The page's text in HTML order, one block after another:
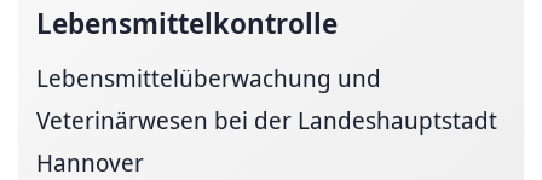
Lebensmittelkontrolle
Lebensmittelüberwachung und
Veterinärwesen bei der Landeshauptstadt
Hannover